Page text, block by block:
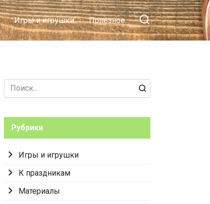
Игры и игрушки Полезное
Search
for:
Рубрики
Игры и игрушки
К праздникам
Материалы